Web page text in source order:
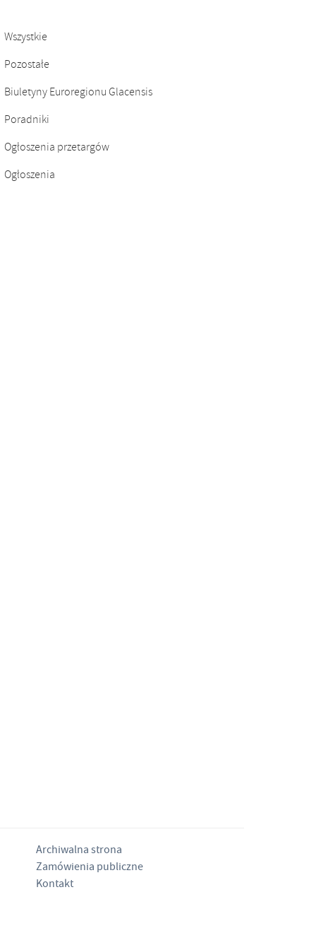
Wszystkie
Pozostałe
Biuletyny Euroregionu Glacensis
Poradniki
Ogłoszenia przetargów
Ogłoszenia
Archiwalna strona
Zamówienia publiczne
Kontakt